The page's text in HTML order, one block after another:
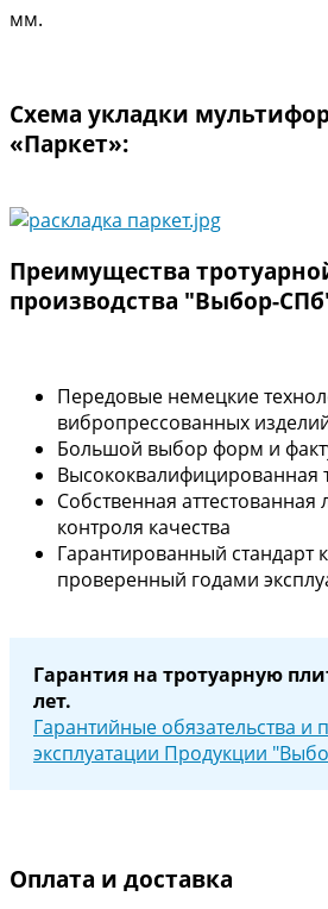
мм.
Схема укладки
«Паркет»:
Преимущества
производства "Выбор-
Передовые немецкие
вибропрессованных
Большой выбор форм и
Высококвалифицированная
Собственная аттестованная
контроля качества
Гарантированный стандарт
проверенный годами
Гарантия на тротуарную
лет.
Гарантийные обязательства и
эксплуатации Продукции
Оплата и доставка